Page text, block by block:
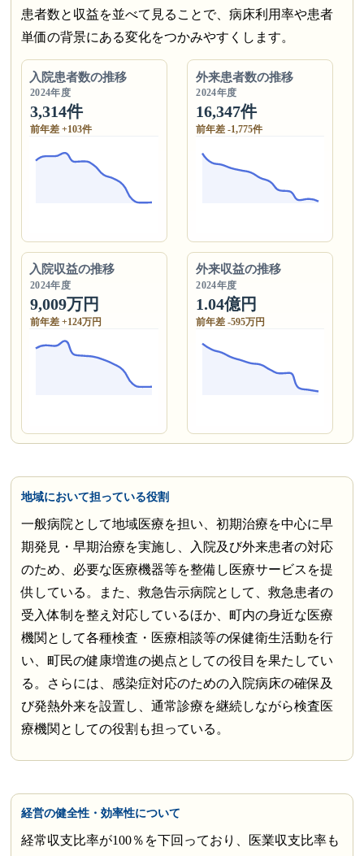
患者数と収益を並べて見ることで、病床利用率や患者
単価の背景にある変化をつかみやすくします。
入院患者数の推移
2024年度
3,314件
前年差 +103件
外来患者数の推移
2024年度
16,347件
前年差 -1,775件
入院収益の推移
2024年度
9,009万円
前年差 +124万円
外来収益の推移
2024年度
1.04億円
前年差 -595万円
地域において担っている役割
一般病院として地域医療を担い、初期治療を中心に早
期発見・早期治療を実施し、入院及び外来患者の対応
のため、必要な医療機器等を整備し医療サービスを提
供している。また、救急告示病院として、救急患者の
受入体制を整え対応しているほか、町内の身近な医療
機関として各種検査・医療相談等の保健衛生活動を行
い、町民の健康増進の拠点としての役目を果たしてい
る。さらには、感染症対応のための入院病床の確保及
び発熱外来を設置し、通常診療を継続しながら検査医
療機関としての役割も担っている。
経営の健全性・効率性について
経常収支比率が100％を下回っており、医業収支比率も